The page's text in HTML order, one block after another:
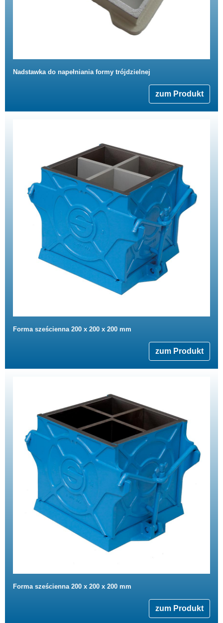
Nadstawka do napełniania formy trójdzielnej
zum Produkt
Forma sześcienna 200 x 200 x 200 mm
zum Produkt
Forma sześcienna 200 x 200 x 200 mm
zum Produkt